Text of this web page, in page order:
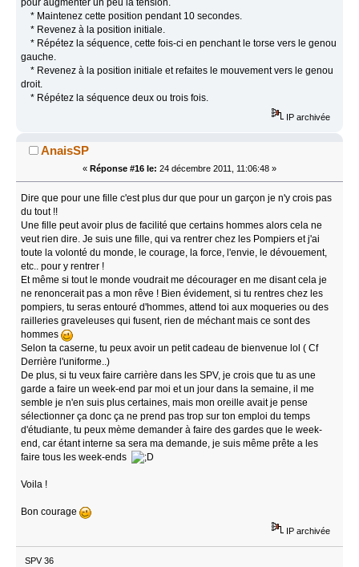
pour augmenter un peu la tension.
* Maintenez cette position pendant 10 secondes.
* Revenez à la position initiale.
* Répétez la séquence, cette fois-ci en penchant le torse vers le genou
gauche.
* Revenez à la position initiale et refaites le mouvement vers le genou
droit.
* Répétez la séquence deux ou trois fois.
IP archivée
AnaisSP
« Réponse #16 le: 24 décembre 2011, 11:06:48 »
Dire que pour une fille c'est plus dur que pour un garçon je n'y crois pas
du tout !!
Une fille peut avoir plus de facilité que certains hommes alors cela ne
veut rien dire. Je suis une fille, qui va rentrer chez les Pompiers et j'ai
toute la volonté du monde, le courage, la force, l'envie, le dévouement,
etc.. pour y rentrer !
Et même si tout le monde voudrait me décourager en me disant cela je
ne renoncerait pas a mon rêve ! Bien évidement, si tu rentres chez les
pompiers, tu seras entouré d'hommes, attend toi aux moqueries ou des
railleries graveleuses qui fusent, rien de méchant mais ce sont des
hommes
Selon ta caserne, tu peux avoir un petit cadeau de bienvenue lol ( Cf
Derrière l'uniforme..)
De plus, si tu veux faire carrière dans les SPV, je crois que tu as une
garde a faire un week-end par moi et un jour dans la semaine, il me
semble je n'en suis plus certaines, mais mon oreille avait je pense
sélectionner ça donc ça ne prend pas trop sur ton emploi du temps
d'étudiante, tu peux mème demander à faire des gardes que le week-
end, car étant interne sa sera ma demande, je suis même prête a les
faire tous les week-ends
Voila !
Bon courage
IP archivée
SPV 36